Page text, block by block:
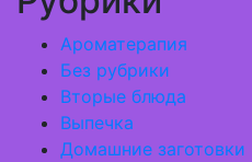
Ароматерапия
Без рубрики
Вторые блюда
Выпечка
Домашние заготовки